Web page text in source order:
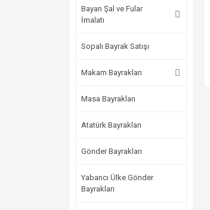
Bayan Şal ve Fular
İmalatı
Sopalı Bayrak Satışı
Makam Bayrakları
Masa Bayrakları
Atatürk Bayrakları
Gönder Bayrakları
Yabancı Ülke Gönder
Bayrakları